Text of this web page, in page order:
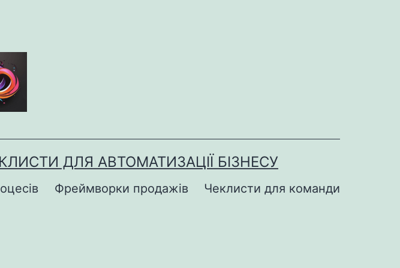
ДЛЯ АВТОМАТИЗАЦІЇ БІЗНЕСУ
Фреймворки продажів Чеклисти для команди